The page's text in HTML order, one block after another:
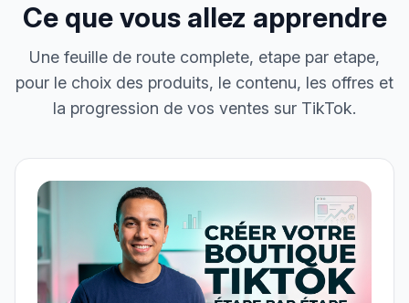
Ce que vous allez apprendre
Une feuille de route complete, etape par etape,
pour le choix des produits, le contenu, les offres et
la progression de vos ventes sur TikTok.